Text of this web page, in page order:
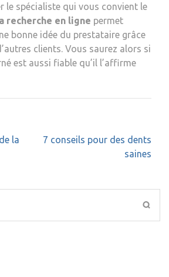
le spécialiste qui vous convient le
recherche en ligne permet
bonne idée du prestataire grâce
clients. Vous saurez alors si
est aussi fiable qu’il l’affirme
la
7 conseils pour des dents
saines